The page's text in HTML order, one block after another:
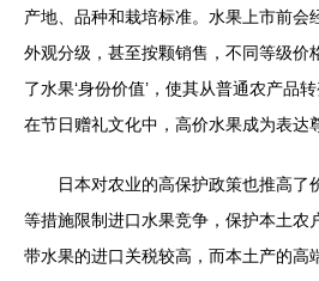
产地、品种和栽培标准。水果上市前会
外观分级，甚至按颗销售，不同等级价
了水果‘身份价值’，使其从普通农产品
在节日赠礼文化中，高价水果成为表达
日本对农业的高保护政策也推高了
等措施限制进口水果竞争，保护本土农
带水果的进口关税较高，而本土产的高